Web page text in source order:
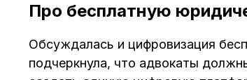
Про бесплатную
Обсуждалась и цифровизация
подчеркнула, что адвокаты